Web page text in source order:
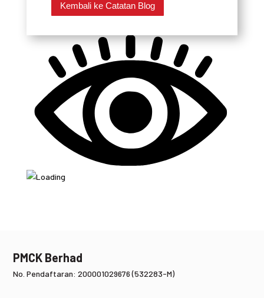
Kembali ke Catatan Blog
PMCK Berhad
No. Pendaftaran: 200001029676 (532283-M)